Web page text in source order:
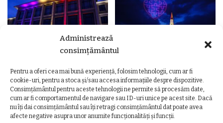
Administrează
consimțământul
Pentru a oferi cea mai bună experiență, folosim tehnologii, cum ar fi
cookie-uri, pentru a stoca și/sau accesa informațiile despre dispozitive.
Consimțământul pentru aceste tehnologii ne permite să procesăm date,
cum ar fi comportamentul de navigare sau ID-uri unice pe acest site. Dacă
nu îți dai consimțământul sau îți retragi consimțământul dat poate avea
afecte negative asupra unor anumite funcționalități și funcții.
Ziua Unirii Principatelor Române
– Clădiri și poduri din Cluj,
iluminate în culorile drapelului
Ziua Unirii la Cluj-Napoca.
Programul complet al
evenimentelor